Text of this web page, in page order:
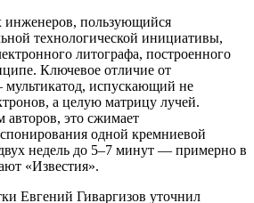
инженеров, пользующийся
технологической инициативы,
литографа, построенного
Ключевое отличие от
испускающий не
а целую матрицу лучей.
авторов, это сжимает
одной кремниевой
недель до 5–7 минут — примерно в
«Известия».
Евгений Гиваргизов уточнил